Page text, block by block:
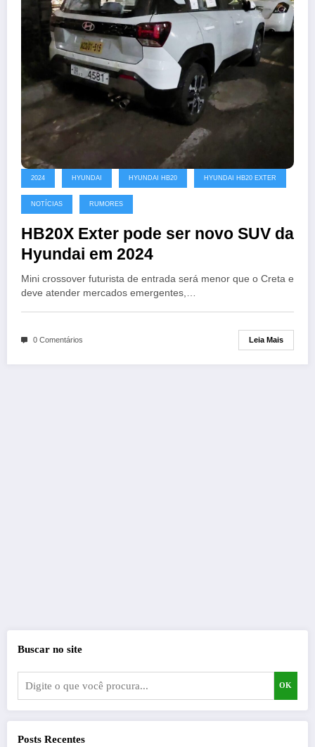
2024 HYUNDAI HYUNDAI HB20 HYUNDAI HB20 EXTER
NOTÍCIAS RUMORES
HB20X Exter pode ser novo SUV da
Hyundai em 2024
Mini crossover futurista de entrada será menor que o Creta e
deve atender mercados emergentes,…
0 Comentários Leia Mais
Buscar no site
OK
Posts Recentes